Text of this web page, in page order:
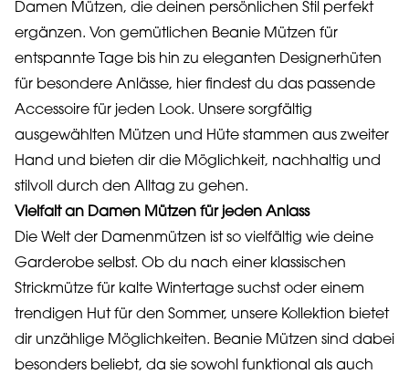
Damen Mützen, die deinen persönlichen Stil perfekt
ergänzen. Von gemütlichen Beanie Mützen für
entspannte Tage bis hin zu eleganten Designerhüten
für besondere Anlässe, hier findest du das passende
Accessoire für jeden Look. Unsere sorgfältig
ausgewählten Mützen und Hüte stammen aus zweiter
Hand und bieten dir die Möglichkeit, nachhaltig und
stilvoll durch den Alltag zu gehen.
Vielfalt an Damen Mützen für jeden Anlass
Die Welt der Damenmützen ist so vielfältig wie deine
Garderobe selbst. Ob du nach einer klassischen
Strickmütze für kalte Wintertage suchst oder einem
trendigen Hut für den Sommer, unsere Kollektion bietet
dir unzählige Möglichkeiten. Beanie Mützen sind dabei
besonders beliebt, da sie sowohl funktional als auch